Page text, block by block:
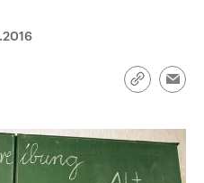
Podcasts
Link